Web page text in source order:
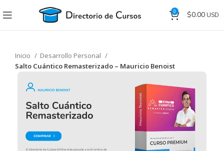
0 $0.00
Inicio
Desarrollo Personal
Salto Cuántico Remasterizado – Mauricio Benoist